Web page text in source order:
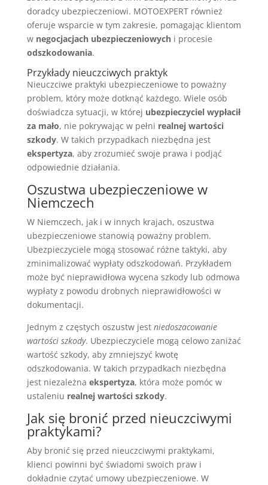
doradcy ubezpieczeniowi. MOTOEXPERT również
oferuje wsparcie w tym zakresie, pomagając klientom
w negocjacjach ubezpieczeniowychi procesie
odszkodowania.
Przykłady nieuczciwych praktyk
Nieuczciwe praktyki ubezpieczeniowe to poważny
problem, który może dotknąć każdego. Wiele osób
doświadcza sytuacji, w której ubezpieczyciel wypłacił
za mało, nie pokrywając w pełni realnej wartości
szkody. W takich przypadkach niezbędna jest
ekspertyza, aby zrozumieć swoje prawa i podjąć
odpowiednie działania.
Oszustwa ubezpieczeniowe w
Niemczech
W Niemczech, jak i w innych krajach, oszustwa
ubezpieczeniowe stanowią poważny problem.
Ubezpieczyciele mogą stosować różne taktyki, aby
zminimalizować wypłaty odszkodowań. Przykładem
może być nieprawidłowa wycena szkody lub odmowa
wypłaty z powodu drobnych nieprawidłowości w
dokumentacji.
Jednym z częstych oszustw jest niedoszacowanie
wartości szkody. Ubezpieczyciele mogą celowo zaniżać
wartość szkody, aby zmniejszyć kwotę
odszkodowania. W takich przypadkach niezbędna
jest niezależna ekspertyza, która może pomóc w
ustaleniu realnej wartości szkody.
Jak się bronić przed nieuczciwymi
praktykami?
Aby bronić się przed nieuczciwymi praktykami,
klienci powinni być świadomi swoich praw i
dokładnie czytać umowy ubezpieczeniowe. W